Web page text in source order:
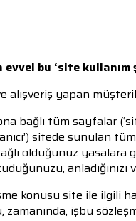
bu ‘site
alışveriş yapan
bağlı tüm sayfalar
sitede sunulan
olduğunuz
konusu site ile ilgili
işbu